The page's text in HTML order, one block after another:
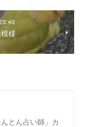
様
とん占い師」カ